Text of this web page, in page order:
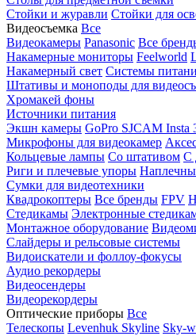
Стойки и журавли Стойки для
Видеосъемка Все
Видеокамеры Panasonic Все
Накамерные мониторы Feelworld
Накамерный свет Системы
Штативы и моноподы для
Хромакей фоны
Источники питания
Экшн камеры GoPro SJCAM Insta
Микрофоны для видеокамер
Кольцевые лампы Со штативом C
Риги и плечевые упоры
Сумки для видеотехники
Квадрокоптеры Все бренды FPV
Стедикамы Электронные
Монтажное оборудование
Слайдеры и рельсовые системы
Видоискатели и фоллоу-фокусы
Аудио рекордеры
Видеосендеры
Видеорекордеры
Оптические приборы Все
Телескопы Levenhuk Skyline Sky-